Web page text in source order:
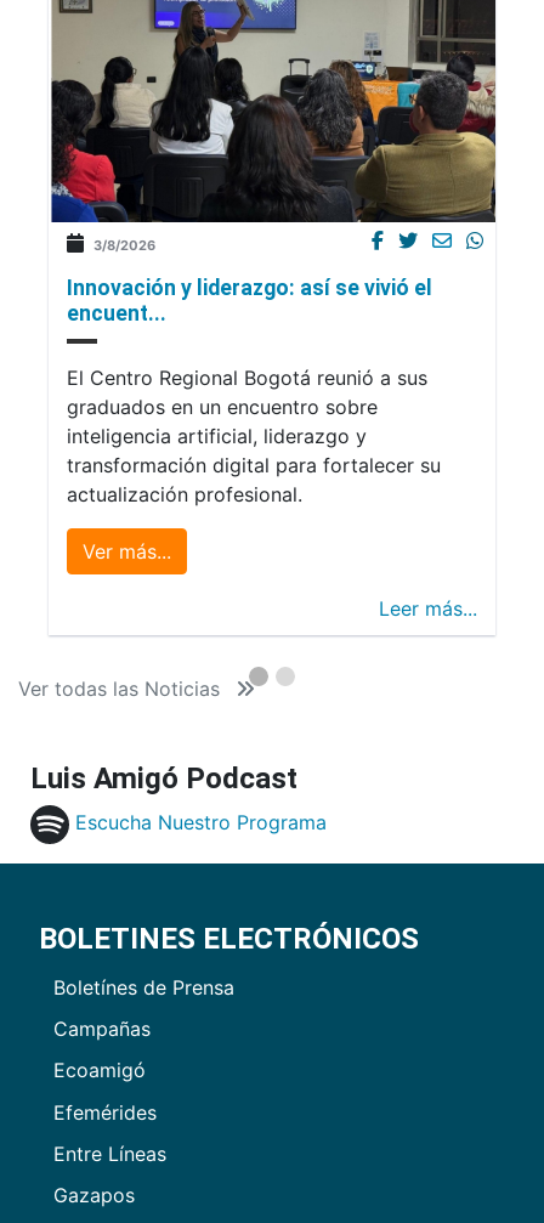
3/8/2026
Innovación y liderazgo: así se vivió el
encuent...
El Centro Regional Bogotá reunió a sus
graduados en un encuentro sobre
inteligencia artificial, liderazgo y
transformación digital para fortalecer su
actualización profesional.
Ver más...
Leer más...
Ver todas las Noticias
Luis Amigó Podcast
Escucha Nuestro Programa
BOLETINES ELECTRÓNICOS
Boletínes de Prensa
Campañas
Ecoamigó
Efemérides
Entre Líneas
Gazapos